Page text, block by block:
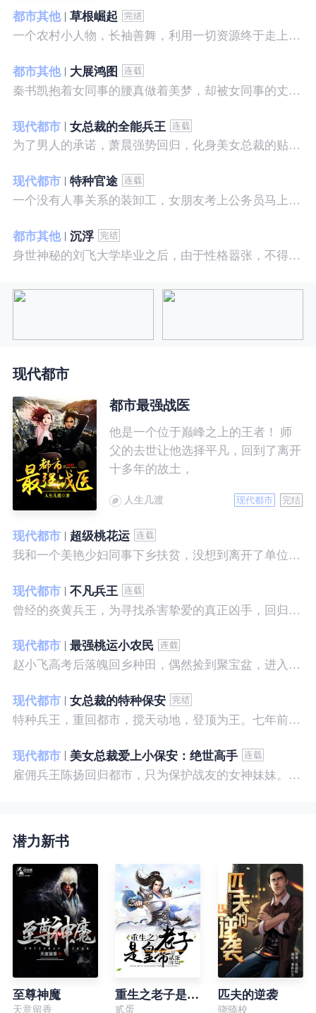
都市其他
草根崛起
一个农村小人物，长袖善舞，利用一切资源终于走上人生巅峰
都市其他
大展鸿图
秦书凯抱着女同事的腰真做着美梦，却被女同事的丈夫发现，解释说是正常工作......被打击报复，得到漂亮女邻居的帮助，从此不断高升……
现代都市
女总裁的全能兵王
为了男人的承诺，萧晨强势回归，化身美女总裁的贴身保镖，横扫八方之敌，谱写王者传奇！
现代都市
特种官途
一个没有人事关系的装卸工，女朋友考上公务员马上抛弃了他，却是没有想到他也考上了公务员，奇迹般成为高官……
都市其他
沉浮
身世神秘的刘飞大学毕业之后，由于性格嚣张，不得不一而再再而三的面临着重重危机，受到了来自各方面的全方位打压
现代都市
都市最强战医
他是一个位于巅峰之上的王者！ 师
父的去世让他选择平凡，回到了离开
十多年的故土，
人生几渡 现代都市 完结
现代都市
超级桃花运
我和一个美艳少妇同事下乡扶贫，没想到离开了单位之后，她就性格大变……
现代都市
不凡兵王
曾经的炎黄兵王，为寻找杀害挚爱的真正凶手，回归都市，开始了一段精彩绝伦的征程。
现代都市
最强桃运小农民
赵小飞高考后落魄回乡种田，偶然捡到聚宝盆，进入聚宝洞，从此开启了发家致富、拳打村霸、坐拥美女的桃运巅峰人生！
现代都市
女总裁的特种保安
特种兵王，重回都市，搅天动地，登顶为王。七年前，他是社会底层的小混混，七年后，他是经历过战与火考验的特种兵王。
现代都市
美女总裁爱上小保安：绝世高手
雇佣兵王陈扬回归都市，只为保护战友的女神妹妹。繁华都市里，陈扬如鱼得水，，逍遥自在。
潜力新书
至尊神魔
天意留香
重生之老子是皇帝
贰蛋
匹夫的逆袭
骁骑校